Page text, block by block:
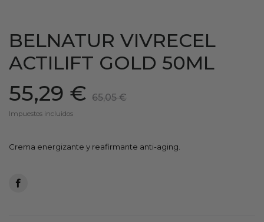
BELNATUR VIVRECEL
ACTILIFT GOLD 50ML
55,29 € 65,05 €
Impuestos incluidos
Crema energizante y reafirmante anti-aging.